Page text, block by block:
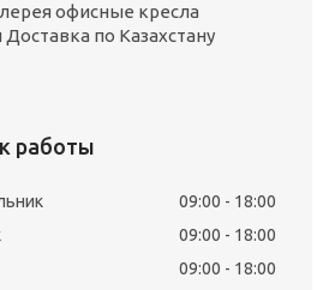
офисные кресла
по Казахстану
работы
09:00
18:00
09:00
18:00
09:00
18:00